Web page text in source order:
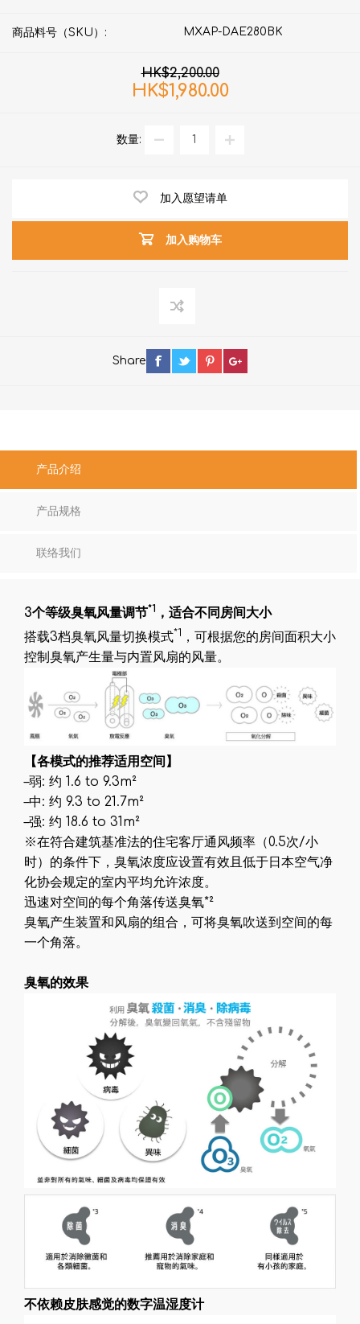
商品料号（SKU）: MXAP-DAE280BK
HK$2,200.00
HK$1,980.00
数量:
加入愿望请单
加入购物车
Share
产品介绍
产品规格
联络我们
3个等级臭氧风量调节*1 ，适合不同房间大小
搭载3档臭氧风量切换模式*1 ，可根据您的房间面积大小
控制臭氧产生量与内置风扇的风量。
【各模式的推荐适用空间】
–弱: 约 1.6 to 9.3m²
–中: 约 9.3 to 21.7m²
–强: 约 18.6 to 31m²
※在符合建筑基准法的住宅客厅通风频率（0.5次/小
时）的条件下，臭氧浓度应设置有效且低于日本空气净
化协会规定的室内平均允许浓度。
迅速对空间的每个角落传送臭氧*²
臭氧产生装置和风扇的组合，可将臭氧吹送到空间的每
一个角落。
臭氧的效果
不依赖皮肤感觉的数字温湿度计